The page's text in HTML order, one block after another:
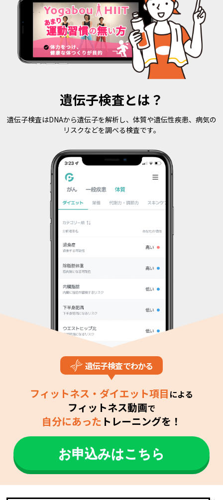
遺伝子検査とは？
遺伝子検査はDNAから遺伝子を解析し、体質や遺伝性疾患、 病気の
リスクなどを調べる検査です。
遺伝子検査でわかる
フィットネス・ダイエット項目 による
フィットネス動画で
自分にあった トレーニングを！
お申込みはこちら